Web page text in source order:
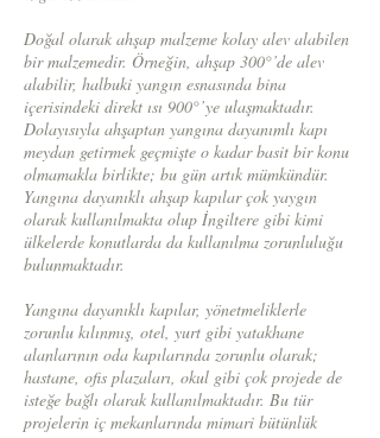
Doğal olarak ahşap malzeme kolay alev alabilen
bir malzemedir. Örneğin, ahşap 300°’de alev
alabilir, halbuki yangın esnasında bina
içerisindeki direkt ısı 900°’ye ulaşmaktadır.
Dolayısıyla ahşaptan yangına dayanımlı kapı
meydan getirmek geçmişte o kadar basit bir konu
olmamakla birlikte; bu gün artık mümkündür.
Yangına dayanıklı ahşap kapılar çok yaygın
olarak kullanılmakta olup İngiltere gibi kimi
ülkelerde konutlarda da kullanılma zorunluluğu
bulunmaktadır.
Yangına dayanıklı kapılar, yönetmeliklerle
zorunlu kılınmış, otel, yurt gibi yatakhane
alanlarının oda kapılarında zorunlu olarak;
hastane, ofis plazaları, okul gibi çok projede de
isteğe bağlı olarak kullanılmaktadır. Bu tür
projelerin iç mekanlarında mimari bütünlük